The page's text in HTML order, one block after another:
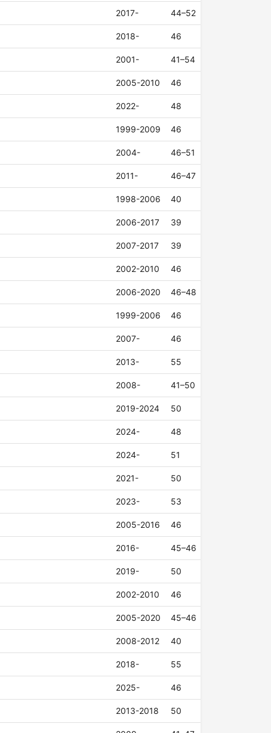
2017- 44–52
2018- 46
2001- 41–54
2005-2010 46
2022- 48
1999-2009 46
2004- 46–51
2011- 46–47
1998-2006 40
2006-2017 39
2007-2017 39
2002-2010 46
2006-2020 46–48
1999-2006 46
2007- 46
2013- 55
2008- 41–50
2019-2024 50
2024- 48
2024- 51
2021- 50
2023- 53
2005-2016 46
2016- 45–46
2019- 50
2002-2010 46
2005-2020 45–46
2008-2012 40
2018- 55
2025- 46
2013-2018 50